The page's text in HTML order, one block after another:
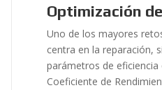
Optimización
Uno de los mayores
centra en la reparación,
parámetros de
Coeficiente de